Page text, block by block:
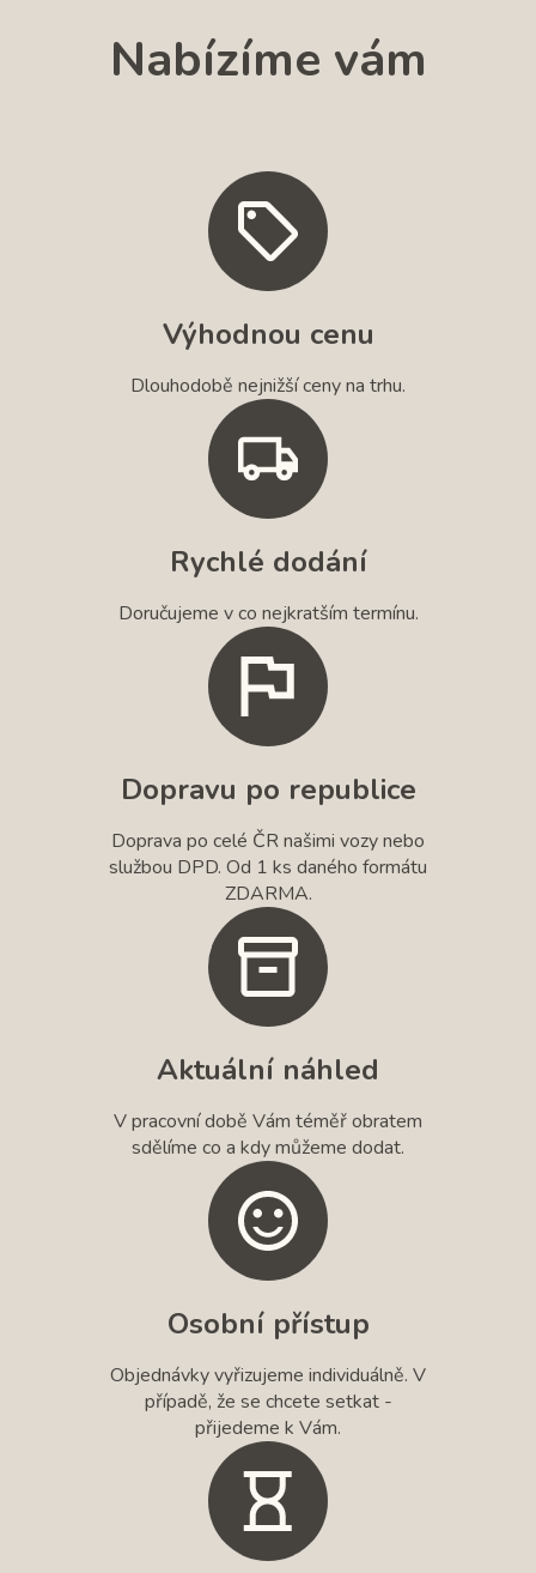
Nabízíme vám
Výhodnou cenu
Dlouhodobě nejnižší ceny na trhu.
Rychlé dodání
Doručujeme v co nejkratším termínu.
Dopravu po republice
Doprava po celé ČR našimi vozy nebo
službou DPD. Od 1 ks daného formátu
ZDARMA.
Aktuální náhled
V pracovní době Vám téměř obratem
sdělíme co a kdy můžeme dodat.
Osobní přístup
Objednávky vyřizujeme individuálně. V
případě, že se chcete setkat -
přijedeme k Vám.